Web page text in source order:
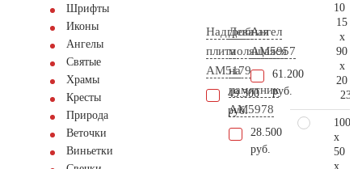
Шрифты
Иконы
Ангелы
Святые
Храмы
Кресты
Природа
Веточки
Виньетки
Надгробная
плита
AM5179
49.300
руб.
Дева
молящаяся
на
памятник
AM5978
28.500
руб.
Ангел
AM5957
61.200
руб.
10
15
x
90
x
20
100
x
50
x